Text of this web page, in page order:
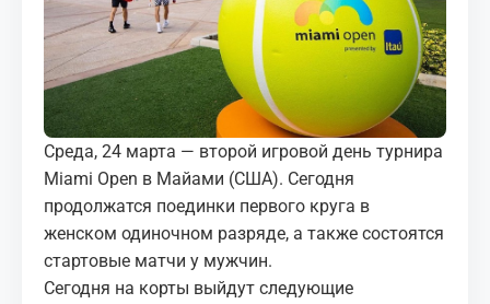
МЕДИА
КОРТЫ
КОНТАКТЫ
Среда, 24 марта — второй игровой день турнира
Miami Open в Майами (США). Сегодня
продолжатся поединки первого круга в
женском одиночном разряде, а также состоятся
стартовые матчи у мужчин.
Сегодня на корты выйдут следующие